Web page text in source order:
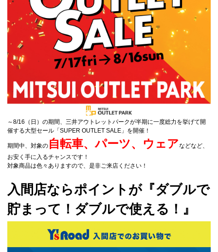
～8/16（日）の期間、三井アウトレットパークが半期に一度総力を挙げて開
催する大型セール「SUPER OUTLET SALE」を開催！
期間中、対象の 自転車、パーツ、ウェアなどなど、
お安く手に入るチャンスです！
対象商品は色々ありますので、是非ご来店ください！
入間店ならポイントが『ダブルで
貯まって！ダブルで使える！』